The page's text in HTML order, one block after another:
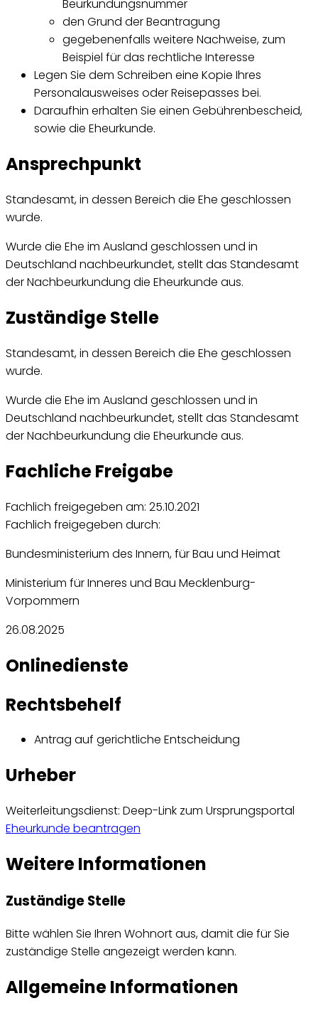
Beurkundungsnummer
den Grund der Beantragung
gegebenenfalls weitere Nachweise, zum
Beispiel für das rechtliche Interesse
Legen Sie dem Schreiben eine Kopie Ihres
Personalausweises oder Reisepasses bei.
Daraufhin erhalten Sie einen Gebührenbescheid,
sowie die Eheurkunde.
Ansprechpunkt
Standesamt, in dessen Bereich die Ehe geschlossen
wurde.
Wurde die Ehe im Ausland geschlossen und in
Deutschland nachbeurkundet, stellt das Standesamt
der Nachbeurkundung die Eheurkunde aus.
Zuständige Stelle
Standesamt, in dessen Bereich die Ehe geschlossen
wurde.
Wurde die Ehe im Ausland geschlossen und in
Deutschland nachbeurkundet, stellt das Standesamt
der Nachbeurkundung die Eheurkunde aus.
Fachliche Freigabe
Fachlich freigegeben am: 25.10.2021
Fachlich freigegeben durch:
Bundesministerium des Innern, für Bau und Heimat
Ministerium für Inneres und Bau Mecklenburg-
Vorpommern
26.08.2025
Onlinedienste
Rechtsbehelf
Antrag auf gerichtliche Entscheidung
Urheber
Weiterleitungsdienst: Deep-Link zum Ursprungsportal
Eheurkunde beantragen
Weitere Informationen
Zuständige Stelle
Bitte wählen Sie Ihren Wohnort aus, damit die für Sie
zuständige Stelle angezeigt werden kann.
Allgemeine Informationen